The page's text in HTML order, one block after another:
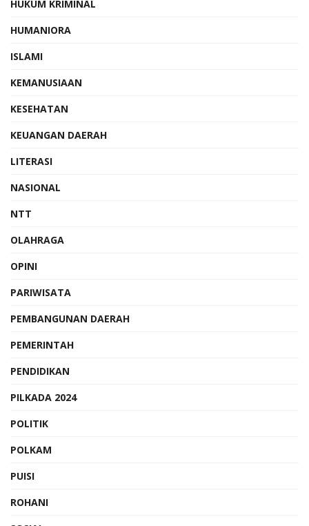
HUKUM KRIMINAL
HUMANIORA
ISLAMI
KEMANUSIAAN
KESEHATAN
KEUANGAN DAERAH
LITERASI
NASIONAL
NTT
OLAHRAGA
OPINI
PARIWISATA
PEMBANGUNAN DAERAH
PEMERINTAH
PENDIDIKAN
PILKADA 2024
POLITIK
POLKAM
PUISI
ROHANI